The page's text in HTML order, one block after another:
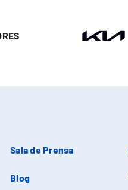
Sala de Prensa
Blog